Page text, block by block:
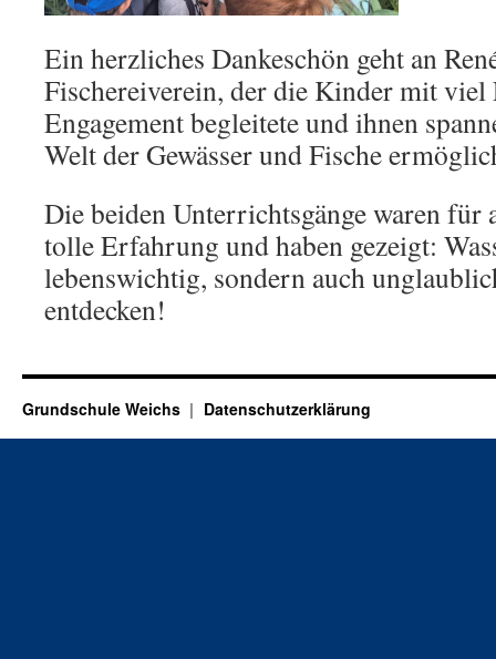
Ein herzliches Dankeschön geht an
Fischereiverein, der die Kinder mit viel
Engagement begleitete und ihnen
Welt der Gewässer und Fische
Die beiden Unterrichtsgänge waren für
tolle Erfahrung und haben gezeigt:
lebenswichtig, sondern auch
entdecken!
Grundschule Weichs Datenschutzerklärung